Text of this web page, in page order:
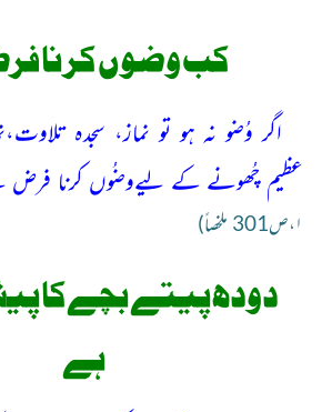
کب وضوں کرنا
اگر وُضو نہ ہو تو نماز، سجدہ
عظیم چُھونے کے لیےوضُوں کرنا
۱،ص301 ملخصاً)
دودھ پیتے بچےکا
ہے